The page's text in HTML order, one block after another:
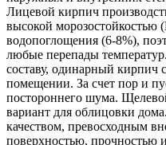
Лицевой кирпич
высокой морозостойкостью
водопоглощения (6-8%),
любые перепады
составу, одинарный кирпич
помещении. За счет пор и
постороннего шума.
вариант для облицовки
качеством, превосходным
поверхностью, прочностью